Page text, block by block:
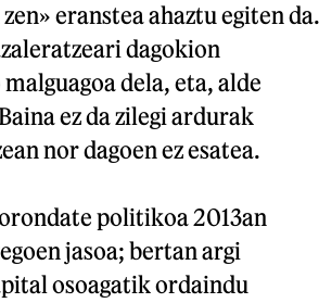
eranstea ahaztu egiten da.
dagokion
dela, eta, alde
ez da zilegi ardurak
nor dagoen ez esatea.
politikoa 2013an
jasoa; bertan argi
osoagatik ordaindu